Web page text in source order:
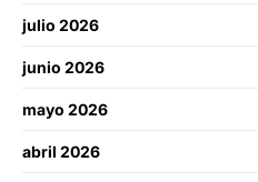
julio 2026
junio 2026
mayo 2026
abril 2026